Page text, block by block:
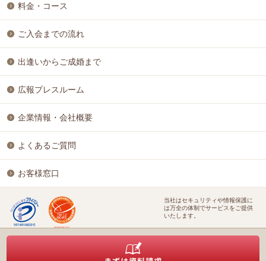
料金・コース
ご入会までの流れ
出逢いからご成婚まで
広報プレスルーム
企業情報・会社概要
よくあるご質問
お客様窓口
当社はセキュリティや情報保護に
は万全の体制でサービスをご提供
いたします。
個人情報保護方針